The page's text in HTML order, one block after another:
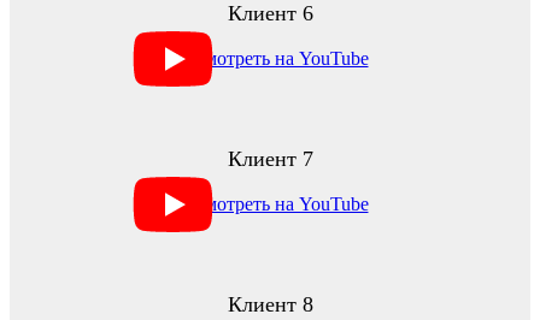
Клиент 6
Клиент 7
Клиент 8